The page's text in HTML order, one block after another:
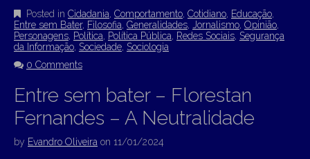
Posted in Cidadania Comportamento Cotidiano Educação
Entre sem Bater, Filosofia Generalidades Jornalismo Opinião
Personagens Política Política Pública Redes Sociais Segurança
da Informação Sociedade Sociologia
0 Comments
Entre sem bater – Florestan
Fernandes – A Neutralidade
by Evandro Oliveira on 11/01/2024